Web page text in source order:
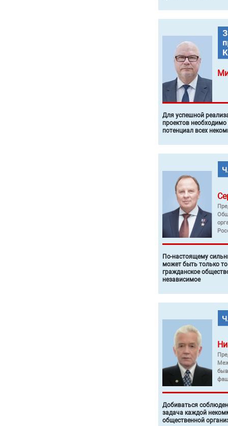
Для успешной
проектов
потенциал всех
По-настоящему
может быть только
гражданское
независимое
Добиваться
задача каждой
общественной